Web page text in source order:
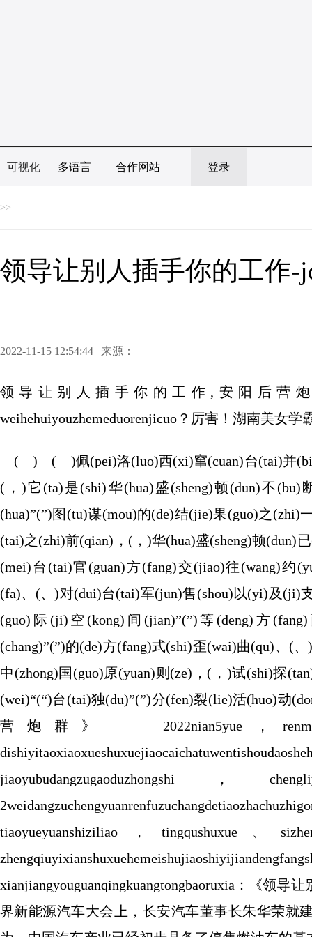
可视化 多语言 合作网站 登录
>>
领导让别人插手你的工作-
2022-11-15 12:54:44 | 来源：
领导让别人插手你的工作,安阳后营炮群
weihehuiyouzhemeduorenjicuo？厉害！湖南美女学
( ) ( )佩(pei)洛(luo)西(xi)窜(cuan)台(tai)并
(，)它(ta)是(shi)华(hua)盛(sheng)顿(dun)不
(hua)”(”)图(tu)谋(mou)的(de)结(jie)果(guo)之
(tai)之(zhi)前(qian)，(，)华(hua)盛(sheng)顿(dun)
(mei)台(tai)官(guan)方(fang)交(jiao)往(wang)约
(fa)、(、)对(dui)台(tai)军(jun)售(shou)以(yi)及(ji)
(guo)际(ji)空(kong)间(jian)”(”)等(deng)方
(chang)”(”)的(de)方(fang)式(shi)歪(wai)曲(qu)、(
中(zhong)国(guo)原(yuan)则(ze)，(，)试(shi)探
(wei)“(“)台(tai)独(du)”(”)分(fen)裂(lie)活(huo)动
营炮群》 2022nian5yue，
jiaoyubudangzugaoduzhongshi，
tiaoyueyuanshiziliao，tingqushuxue、
xianjiangyouguanqingkuangtongbaoruxia：《领
界新能源汽车大会上，长安汽车董事长朱华荣就